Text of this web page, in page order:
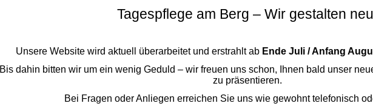
Tagespflege am Berg – Wir gestalten
Unsere Website wird aktuell überarbeitet und erstrahlt ab Ende Juli / Anfang
Bis dahin bitten wir um ein wenig Geduld – wir freuen uns schon, Ihnen bald unser
zu präsentieren.
Bei Fragen oder Anliegen erreichen Sie uns wie gewohnt telefonisch